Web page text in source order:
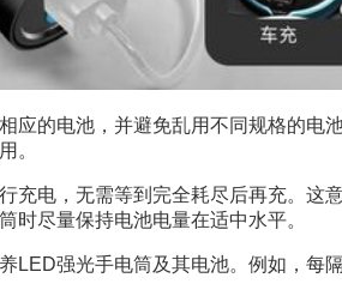
应的电池，并避免乱用不同规格的
。
充电，无需等到完全耗尽后再充。
时尽量保持电池电量在适中水平。
LED强光手电筒及其电池。例如，